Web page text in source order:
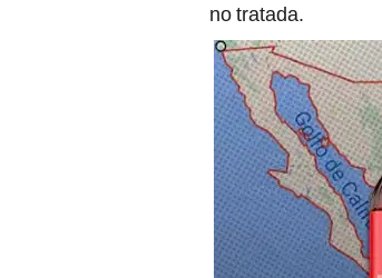
no tratada.